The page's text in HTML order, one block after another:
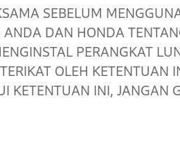
SEBELUM
DAN HONDA
PERANGKAT
OLEH KETENTUAN
KETENTUAN INI, JANGAN